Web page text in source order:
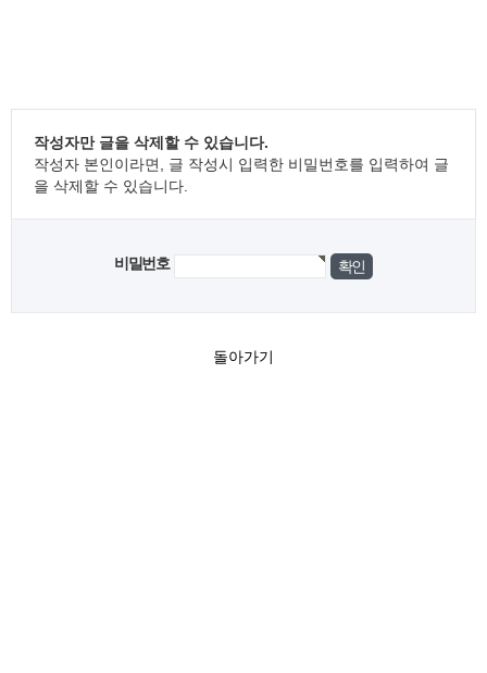
작성자만 글을 삭제할 수 있습니다.
작성자 본인이라면, 글 작성시 입력한 비밀번호를 입력하여 글
을 삭제할 수 있습니다.
비밀번호
돌아가기